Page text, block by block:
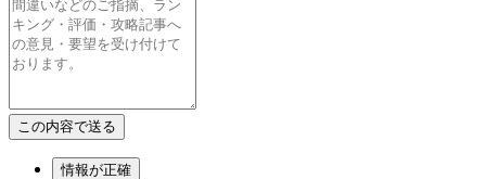
情報が正確